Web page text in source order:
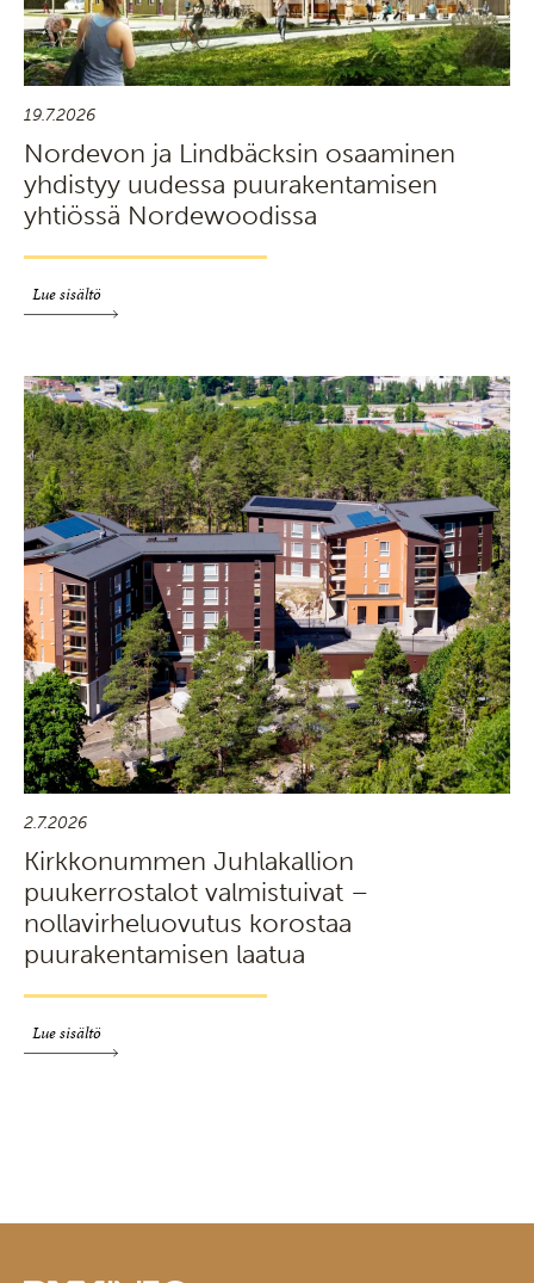
19.7.2026
Nordevon ja Lindbäcksin osaaminen
yhdistyy uudessa puurakentamisen
yhtiössä Nordewoodissa
Lue sisältö
2.7.2026
Kirkkonummen Juhlakallion
puukerrostalot valmistuivat –
nollavirheluovutus korostaa
puurakentamisen laatua
Lue sisältö